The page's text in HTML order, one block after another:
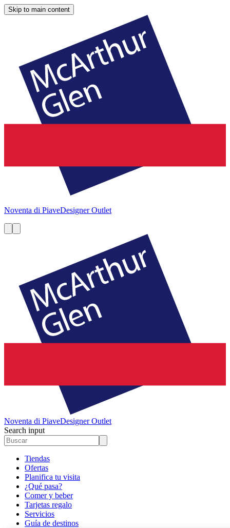
Skip to main content
Noventa di PiaveDesigner Outlet
Noventa di PiaveDesigner Outlet
Search input
Tiendas
Ofertas
Planifica tu visita
¿Qué pasa?
Comer y beber
Tarjetas regalo
Servicios
Guía de destinos